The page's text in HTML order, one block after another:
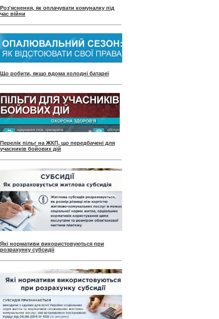
Роз'яснення, як оплачувати комуналку під
час війни
Що робити, якщо вдома холодні батареї
Перелік пільг на ЖКП, що передбачені для
учасників бойових дій
Які нормативи використовуються при
розрахунку субсидії